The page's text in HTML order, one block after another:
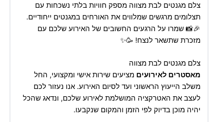
צלם מגנטים לבת מצווה מספק חוויות בלתי נשכחות עם
תצלומים מרגשים שמלווים את האורחים במגנטים ייחודיים.
🎉📸 שמרו על הרגעים החשובים של האירוע שלכם עם
מזכרת שתשאר לנצח! 🥳✨
צלם מגנטים לבת מצווה
מאסטרים לאירועים מציעים שירות אישי ומקצועי, החל
משלב הייעוץ הראשוני ועד לסיום האירוע. אנו נעזור לכם
לעצב את האטרקציה המושלמת לאירוע שלכם, ונדאג שהכל
יהיה מוכן בדיוק לפי הזמן והמקום שנקבעו.